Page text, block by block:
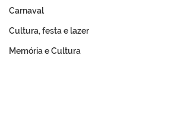
Carnaval
Cultura, festa e lazer
Memória e Cultura